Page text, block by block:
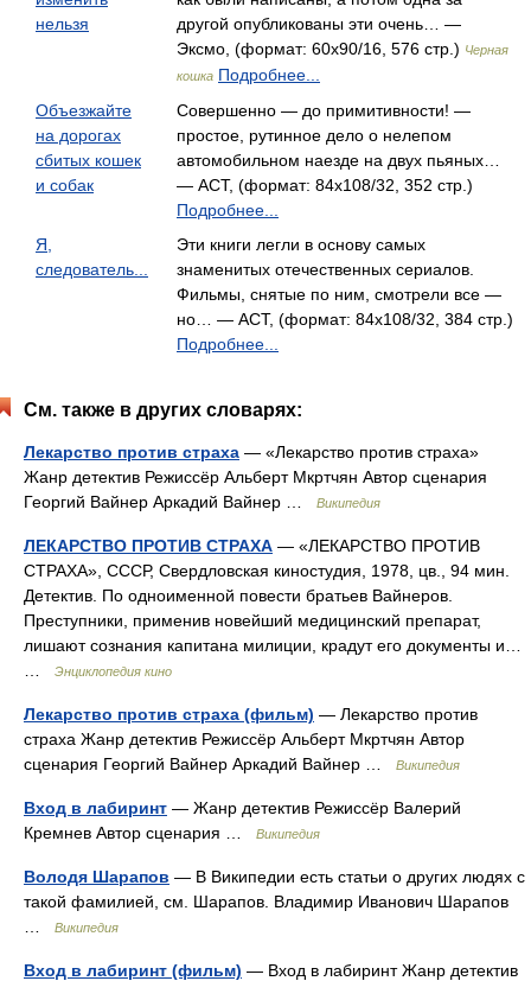
нельзя
другой опубликованы эти очень… —
Эксмо, (формат: 60x90/16, 576 стр.) Черная
кошка Подробнее...
Объезжайте
на дорогах
сбитых кошек
и собак
Совершенно — до примитивности! —
простое, рутинное дело о нелепом
автомобильном наезде на двух пьяных…
— АСТ, (формат: 84x108/32, 352 стр.)
Подробнее...
Я,
следователь...
Эти книги легли в основу самых
знаменитых отечественных сериалов.
Фильмы, снятые по ним, смотрели все —
но… — АСТ, (формат: 84x108/32, 384 стр.)
Подробнее...
См. также в других словарях:
Лекарство против страха — «Лекарство против страха»
Жанр детектив Режиссёр Альберт Мкртчян Автор сценария
Георгий Вайнер Аркадий Вайнер …
Википедия
ЛЕКАРСТВО ПРОТИВ СТРАХА — «ЛЕКАРСТВО ПРОТИВ
СТРАХА», СССР, Свердловская киностудия, 1978, цв., 94 мин.
Детектив. По одноименной повести братьев Вайнеров.
Преступники, применив новейший медицинский препарат,
лишают сознания капитана милиции, крадут его документы и…
Энциклопедия кино
Лекарство против страха (фильм) — Лекарство против
страха Жанр детектив Режиссёр Альберт Мкртчян Автор
сценария Георгий Вайнер Аркадий Вайнер …
Википедия
Вход в лабиринт — Жанр детектив Режиссёр Валерий
Кремнев Автор сценария …
Википедия
Володя Шарапов — В Википедии есть статьи о других людях с
такой фамилией, см. Шарапов. Владимир Иванович Шарапов
Википедия
Вход в лабиринт (фильм) — Вход в лабиринт Жанр детектив